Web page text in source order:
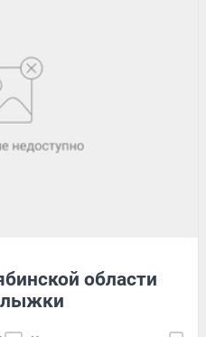
области